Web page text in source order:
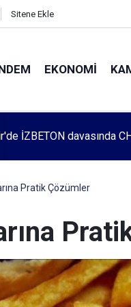
Sitene Ekle
EKONOMI
anneleri 1083.
Pratik Çözümler